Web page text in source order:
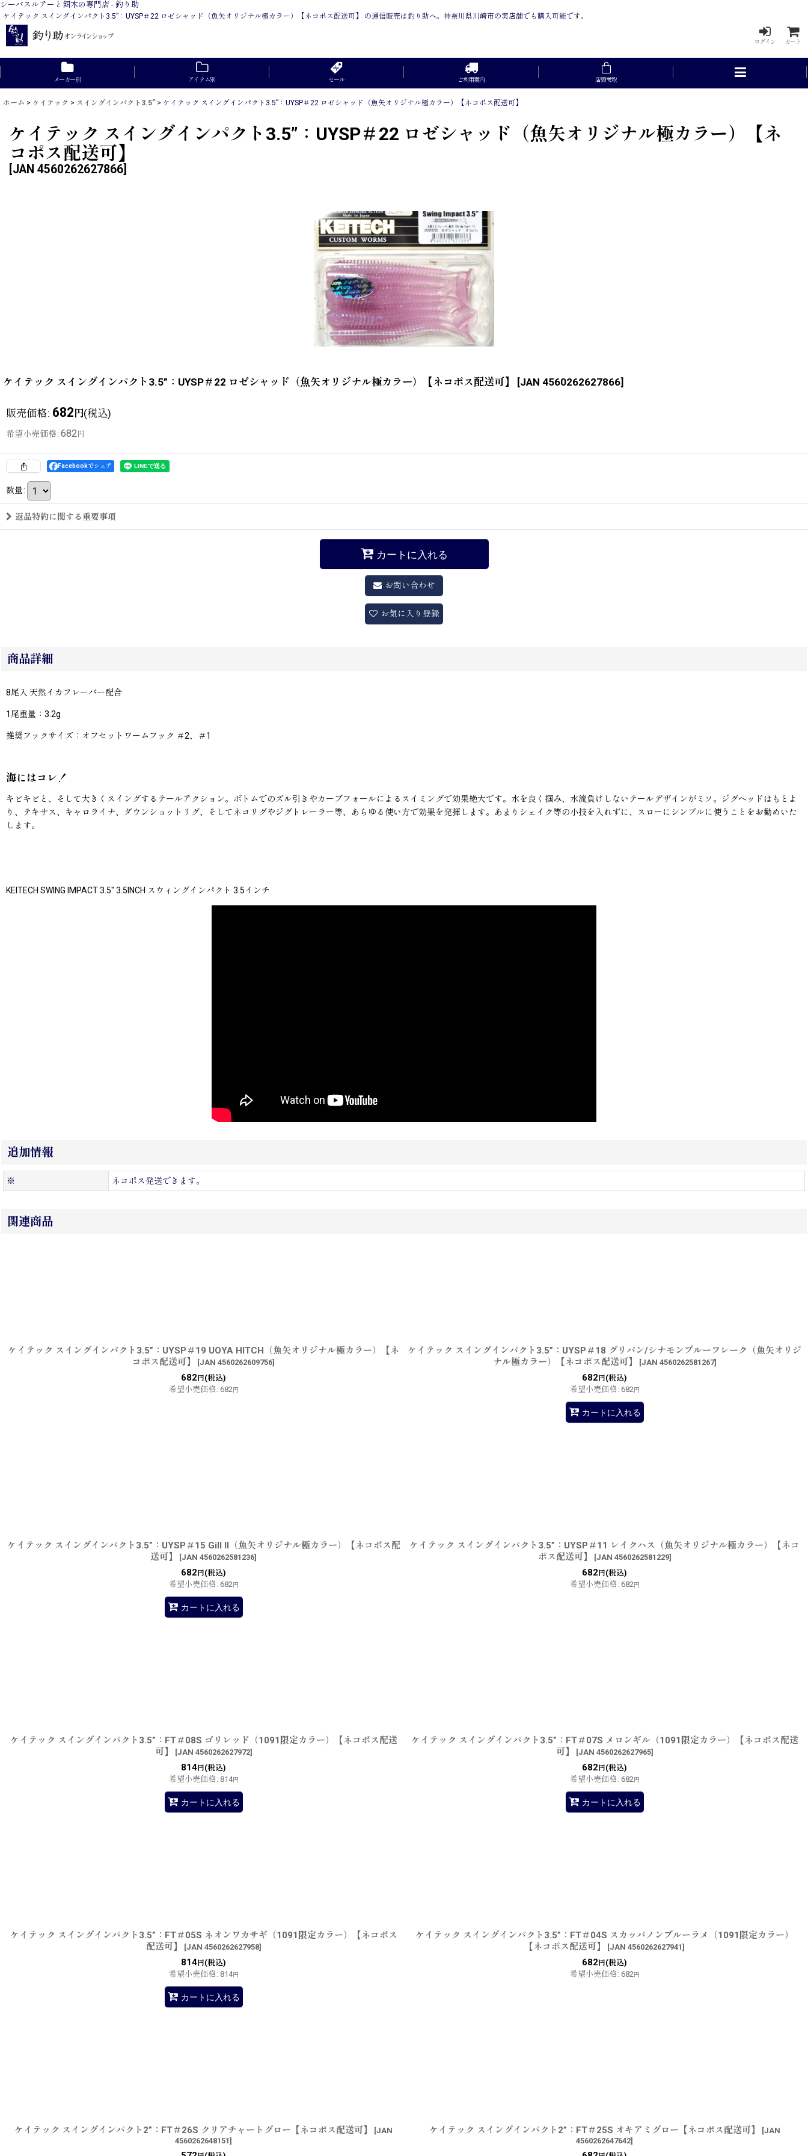
シーバスルアーと餌木の専門店 - 釣り助
ケイテック スイングインパクト3.5”：UYSP＃22 ロゼシャッド（魚矢オリジナル極カラー）【ネコポス配送可】 の通信販売は釣り助へ。神奈川県川崎市の実店舗でも購入可能です。
ログイン カート
メーカー別 アイテム別 セール ご利用案内 店頭受取
ホーム > ケイテック > スイングインパクト3.5” > ケイテック スイングインパクト3.5”：UYSP＃22 ロゼシャッド（魚矢オリジナル極カラー）【ネコポス配送可】
ケイテック スイングインパクト3.5”：UYSP＃22 ロゼシャッド（魚矢オリジナル極カラー）【ネ
コポス配送可】
JAN 4560262627866
ケイテック スイングインパクト3.5”：UYSP＃22 ロゼシャッド（魚矢オリジナル極カラー）【ネコポス配送可】 [JAN 4560262627866]
販売価格: 682円(税込)
希望小売価格: 682 円
Facebookでシェア
数量:
返品特約に関する重要事項
カートに入れる
お問い合わせ
お気に入り登録
商品詳細
8尾入 天然イカフレーバー配合
1尾重量：3.2g
推奨フックサイズ：オフセットワームフック ＃2、＃1
海にはコレ！
キビキビと、そして大きくスイングするテールアクション。ボトムでのズル引きやカーブフォールによるスイミングで効果絶大です。水を良く掴み、水流負けしないテールデザインがミソ。ジグヘッドはもとよ
り、テキサス、キャロライナ、ダウンショットリグ、そしてネコリグやジグトレーラー等、あらゆる使い方で効果を発揮します。あまりシェイク等の小技を入れずに、スローにシンプルに使うことをお勧めいた
します。
KEITECH SWING IMPACT 3.5" 3.5INCH スウィングインパクト 3.5インチ
追加情報
※ ネコポス発送できます。
関連商品
ケイテック スイングインパクト3.5”：UYSP＃19 UOYA HITCH（魚矢オリジナル極カラー）【ネ
コポス配送可】
[JAN 4560262609756]
682 円(税込)
希望小売価格: 682円
ケイテック スイングインパクト3.5”：UYSP＃18 グリパン/シナモンブルーフレーク（魚矢オリジ
ナル極カラー）【ネコポス配送可】
[JAN 4560262581267]
682 円(税込)
希望小売価格: 682円
カートに入れる
ケイテック スイングインパクト3.5”：UYSP＃15 Gill II（魚矢オリジナル極カラー）【ネコポス配
送可】
[JAN 4560262581236]
682 円(税込)
希望小売価格: 682円
カートに入れる
ケイテック スイングインパクト3.5”：UYSP＃11 レイクハス（魚矢オリジナル極カラー）【ネコ
ポス配送可】
[JAN 4560262581229]
682 円(税込)
希望小売価格: 682円
ケイテック スイングインパクト3.5”：FT＃08S ゴリレッド（1091限定カラー）【ネコポス配送
可】
[JAN 4560262627972]
814 円(税込)
希望小売価格: 814円
カートに入れる
ケイテック スイングインパクト3.5”：FT＃07S メロンギル（1091限定カラー）【ネコポス配送
可】
[JAN 4560262627965]
682 円(税込)
希望小売価格: 682円
カートに入れる
ケイテック スイングインパクト3.5”：FT＃05S ネオンワカサギ（1091限定カラー）【ネコポス
配送可】
[JAN 4560262627958]
814 円(税込)
希望小売価格: 814円
カートに入れる
ケイテック スイングインパクト3.5”：FT＃04S スカッパノンブルーラメ（1091限定カラー）
【ネコポス配送可】
[JAN 4560262627941]
682 円(税込)
希望小売価格: 682円
ケイテック スイングインパクト2”：FT＃26S クリアチャートグロー【ネコポス配送可】 [JAN
4560262648151]
ケイテック スイングインパクト2”：FT＃25S オキアミグロー【ネコポス配送可】 [JAN
4560262647642]